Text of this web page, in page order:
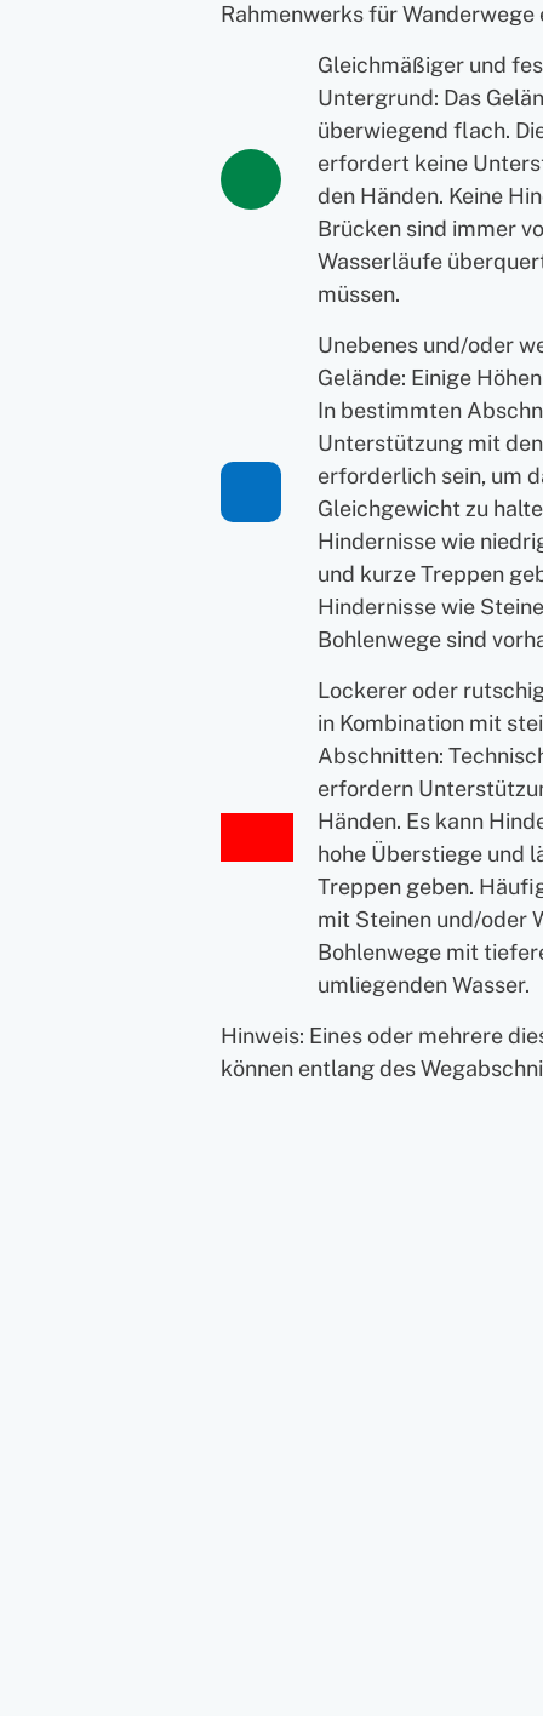
Rahmenwerks für Wanderwege
Gleichmäßiger und
Untergrund: Das
überwiegend flach.
erfordert keine
den Händen. Keine
Brücken sind immer
Wasserläufe
müssen.
Unebenes und/oder
Gelände: Einige
In bestimmten
Unterstützung mit
erforderlich sein, um
Gleichgewicht zu
Hindernisse wie
und kurze Treppen
Hindernisse wie
Bohlenwege sind
Lockerer oder
in Kombination mit
Abschnitten:
erfordern
Händen. Es kann
hohe Überstiege und
Treppen geben.
mit Steinen und/oder
Bohlenwege mit
umliegenden Wasser.
Hinweis: Eines oder mehrere
können entlang des